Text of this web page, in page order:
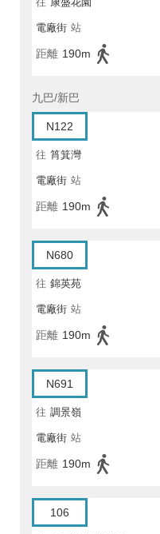
電廠街 站
距離 190m
九巴/新巴
N122
往 筲箕灣
電廠街 站
距離 190m
N680
往 錦英苑
電廠街 站
距離 190m
N691
往 調景嶺
電廠街 站
距離 190m
106